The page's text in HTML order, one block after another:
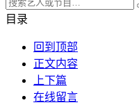
目录
回到顶部
正文内容
上下篇
在线留言